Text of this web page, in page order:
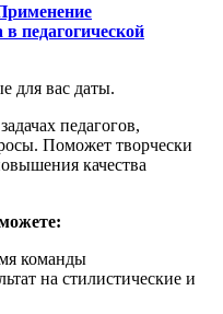
в педагогической
для вас даты.
педагогов,
Поможет творчески
качества
команды
на стилистические и